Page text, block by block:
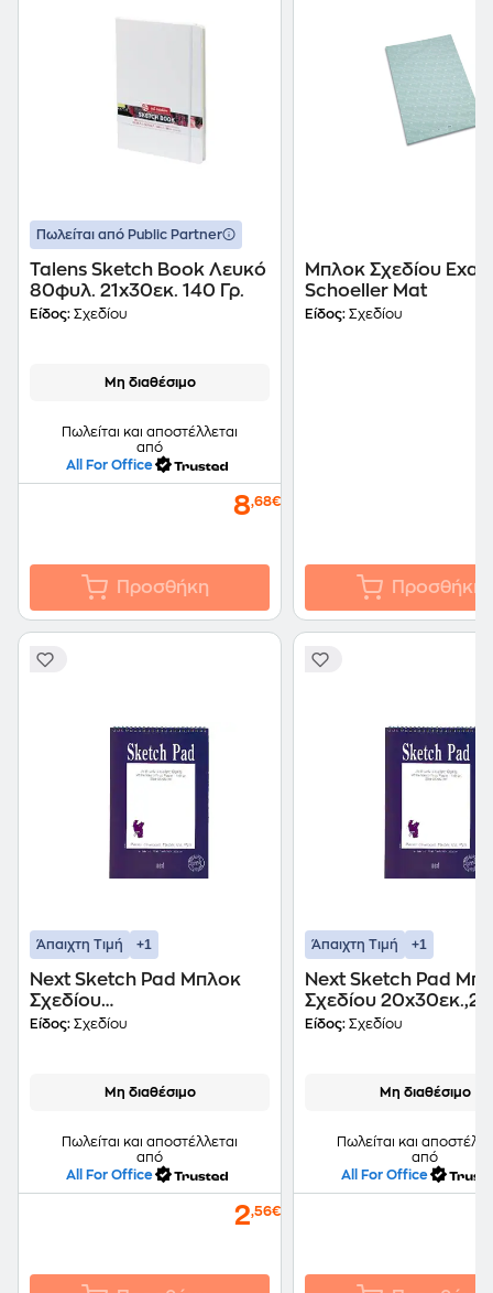
Πωλείται από Public Partner
Talens Sketch Book Λευκό
80φυλ. 21x30εκ. 140 Γρ.
Είδος: Σχεδίου
Μη διαθέσιμο
Πωλείται και αποστέλλεται
από
All For Office
8,68€
Προσθήκη
Μπλοκ Σχεδίου Exas
Schoeller Μat
Είδος: Σχεδίου
Προσθήκη
Άπαιχτη Τιμή +1
Next Sketch Pad Μπλοκ
Σχεδίου
30x40εκ.,25φ.,160γρ.
Είδος: Σχεδίου
Μη διαθέσιμο
Πωλείται και αποστέλλεται
από
All For Office
2,56€
Άπαιχτη Τιμή +1
Next Sketch Pad
Σχεδίου
160γρ.
Είδος: Σχεδίου
Μη διαθέσιμο
Πωλείται και
από
All For Office